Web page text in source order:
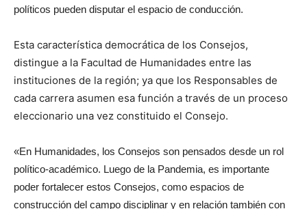
políticos pueden disputar el espacio de conducción.
Esta característica democrática de los Consejos,
distingue a la Facultad de Humanidades entre las
instituciones de la región; ya que los Responsables de
cada carrera asumen esa función a través de un proceso
eleccionario una vez constituido el Consejo.
«En Humanidades, los Consejos son pensados desde un rol
político-académico. Luego de la Pandemia, es importante
poder fortalecer estos Consejos, como espacios de
construcción del campo disciplinar y en relación también con